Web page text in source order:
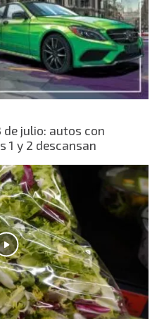
de julio: autos con
1 y 2 descansan